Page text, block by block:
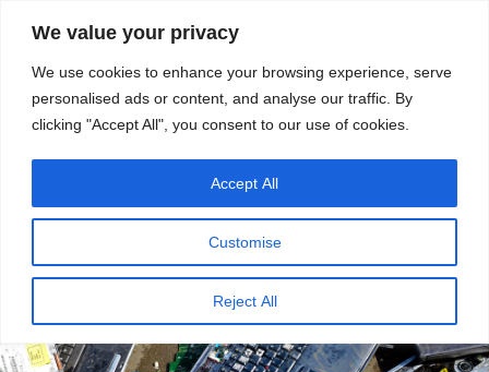
We value your privacy
We use cookies to enhance your browsing experience, serve
personalised ads or content, and analyse our traffic. By
clicking "Accept All", you consent to our use of cookies.
Customise
Reject All
Accept All
स्रोत
मेनू